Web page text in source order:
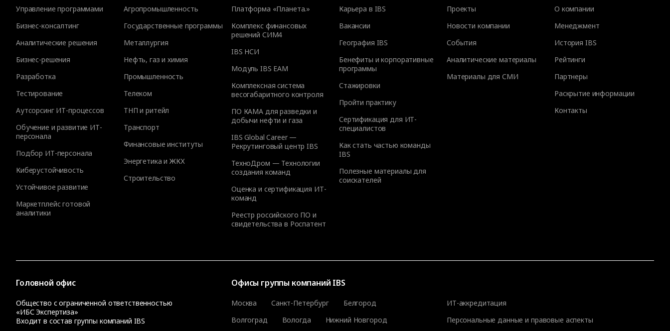
Управление программами
Бизнес-консалтинг
Аналитические решения
Бизнес-решения
Разработка
Тестирование
Аутсорсинг ИТ-процессов
Обучение и развитие ИТ-
персонала
Подбор ИТ-персонала
Киберустойчивость
Устойчивое развитие
Маркетплейс готовой
аналитики
Агропромышленность
Государственные программы
Металлургия
Нефть, газ и химия
Промышленность
Телеком
ТНП и ритейл
Транспорт
Финансовые институты
Энергетика и ЖКХ
Строительство
Платформа «Планета.»
Комплекс финансовых
решений СИМ4
IBS НСИ
Модуль IBS EAM
Комплексная система
весогабаритного контроля
ПО КАМА для разведки и
добычи нефти и газа
IBS Global Career —
Рекрутинговый центр IBS
ТехноДром — Технологии
создания команд
Оценка и сертификация ИТ-
команд
Реестр российского ПО и
свидетельства в Роспатент
Карьера в IBS
Вакансии
География IBS
Бенефиты и корпоративные
программы
Стажировки
Пройти практику
Сертификация для ИТ-
специалистов
Как стать частью команды
IBS
Полезные материалы для
соискателей
Проекты
Новости компании
События
Аналитические материалы
Материалы для СМИ
О компании
Менеджмент
История IBS
Рейтинги
Партнеры
Раскрытие информации
Контакты
Головной офис
Общество с ограниченной ответственностью
«ИБС Экспертиза»
Входит в состав группы компаний IBS
Офисы группы компаний IBS
Москва Санкт-Петербург
Белгород
Волгоград
Вологда
Нижний Новгород
ИТ-аккредитация
Персональные данные и правовые аспекты